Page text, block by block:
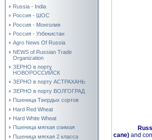
Russia - India
Россия - ШОС
Россия - Монголия
Россия - Узбекистан
Agro News Of Russia
NEWS of Russian Trade
Organization
ЗЕРНО в порту
НОВОРОССИЙСК
ЗЕРНО в порту АСТРАХАНЬ
ЗЕРНО в порту ВОЛГОГРАД
Пшеница Твердых сортов
Hard Red Wheat
Hard White Wheat
Пшеница мягкая озимая
Пшеница мягкая 2 класса
Russian
cane) and